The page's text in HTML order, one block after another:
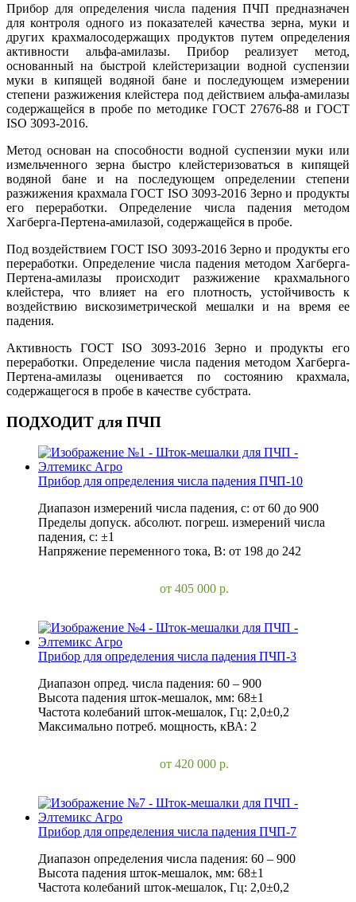
Прибор для определения числа падения ПЧП предназначен
для контроля одного из показателей качества зерна, муки и
других крахмалосодержащих продуктов путем определения
активности альфа-амилазы. Прибор реализует метод,
основанный на быстрой клейстеризации водной суспензии
муки в кипящей водяной бане и последующем измерении
степени разжижения клейстера под действием альфа-амилазы
содержащейся в пробе по методике ГОСТ 27676-88 и ГОСТ
ISO 3093-2016.
Метод основан на способности водной суспензии муки или
измельченного зерна быстро клейстеризоваться в кипящей
водяной бане и на последующем определении степени
разжижения крахмала ГОСТ ISO 3093-2016 Зерно и продукты
его переработки. Определение числа падения методом
Хагберга-Пертена-амилазой, содержащейся в пробе.
Под воздействием ГОСТ ISO 3093-2016 Зерно и продукты его
переработки. Определение числа падения методом Хагберга-
Пертена-амилазы происходит разжижение крахмального
клейстера, что влияет на его плотность, устойчивость к
воздействию вискозиметрической мешалки и на время ее
падения.
Активность ГОСТ ISO 3093-2016 Зерно и продукты его
переработки. Определение числа падения методом Хагберга-
Пертена-амилазы оценивается по состоянию крахмала,
содержащегося в пробе в качестве субстрата.
ПОДХОДИТ для ПЧП
Прибор для определения числа падения ПЧП-10
Диапазон измерений числа падения, с: от 60 до 900
Пределы допуск. абсолют. погреш. измерений числа
падения, с: ±1
Напряжение переменного тока, В: от 198 до 242
от 405 000 р.
Прибор для определения числа падения ПЧП-3
Диапазон опред. числа падения: 60 – 900
Высота падения шток-мешалок, мм: 68±1
Частота колебаний шток-мешалок, Гц: 2,0±0,2
Максимально потреб. мощность, кВА: 2
от 420 000 р.
Прибор для определения числа падения ПЧП-7
Диапазон определения числа падения: 60 – 900
Высота падения шток-мешалок, мм: 68±1
Частота колебаний шток-мешалок, Гц: 2,0±0,2